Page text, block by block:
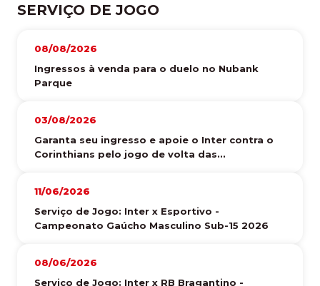
SERVIÇO DE JOGO
08/08/2026
Ingressos à venda para o duelo no Nubank
Parque
03/08/2026
Garanta seu ingresso e apoie o Inter contra o
Corinthians pelo jogo de volta das...
11/06/2026
Serviço de Jogo: Inter x Esportivo -
Campeonato Gaúcho Masculino Sub-15 2026
08/06/2026
Serviço de Jogo: Inter x RB Bragantino -